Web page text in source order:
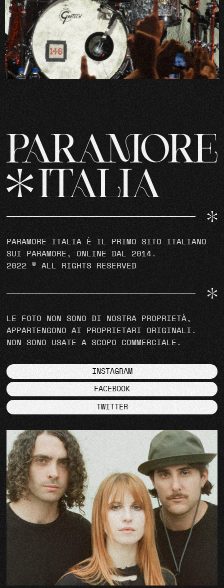
PARAMORE ITALIA È IL PRIMO SITO ITALIANO
SUI PARAMORE, ONLINE DAL 2014.
2022 © ALL RIGHTS RESERVED
LE FOTO NON SONO DI NOSTRA PROPRIETÀ,
APPARTENGONO AI PROPRIETARI ORIGINALI.
NON SONO USATE A SCOPO COMMERCIALE.
INSTAGRAM
FACEBOOK
TWITTER